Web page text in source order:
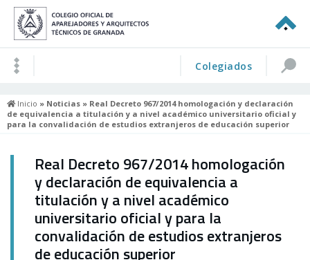
Colegiados
Inicio » Noticias » Real Decreto 967/2014 homologación y declaración
de equivalencia a titulación y a nivel académico universitario oficial y
para la convalidación de estudios extranjeros de educación superior
Real Decreto 967/2014 homologación
y declaración de equivalencia a
titulación y a nivel académico
universitario oficial y para la
convalidación de estudios extranjeros
de educación superior